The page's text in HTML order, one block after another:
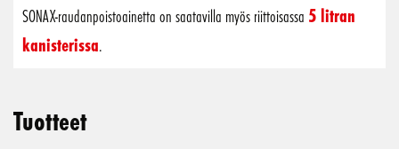
SONAX-raudanpoistoainetta on saatavilla myös riittoisassa 5 litran
kanisterissa.
Tuotteet